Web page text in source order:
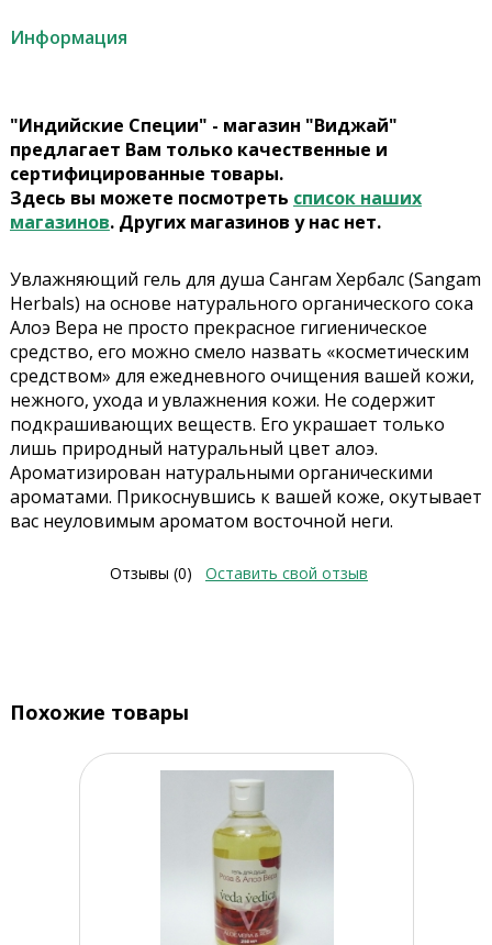
Информация
"Индийские Специи" - магазин "Виджай"
предлагает Вам только качественные и
сертифицированные товары.
Здесь вы можете посмотреть список наших
магазинов. Других магазинов у нас нет.
Увлажняющий гель для душа Сангам Хербалс(Sangam
Herbals) на основе натурального органического сока
Алоэ Вера не просто прекрасное гигиеническое
средство, его можно смело назвать «косметическим
средством» для ежедневного очищения вашей кожи,
нежного, ухода и увлажнения кожи. Не содержит
подкрашивающих веществ. Его украшает только
лишь природный натуральный цвет алоэ.
Ароматизирован натуральными органическими
ароматами. Прикоснувшись к вашей коже, окутывает
вас неуловимым ароматом восточной неги.
Отзывы (0) Оставить свой отзыв
Похожие товары